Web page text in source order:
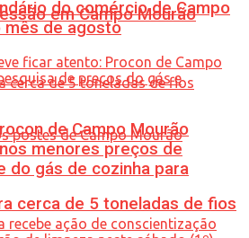
em Campo Mourão
cerca de 5 toneladas de fios
do comércio de Campo
mês de agosto
de Campo Mourão
menores preços de
do gás de cozinha para